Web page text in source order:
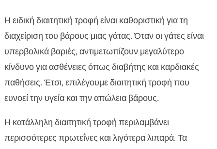
Η ειδική διαιτητική τροφή είναι καθοριστική για τη
διαχείριση του βάρους μιας γάτας. Όταν οι γάτες είναι
υπερβολικά βαριές, αντιμετωπίζουν μεγαλύτερο
κίνδυνο για ασθένειες όπως διαβήτης και καρδιακές
παθήσεις. Έτσι, επιλέγουμε διαιτητική τροφή που
ευνοεί την υγεία και την απώλεια βάρους.
Η κατάλληλη διαιτητική τροφή περιλαμβάνει
περισσότερες πρωτεΐνες και λιγότερα λιπαρά. Τα